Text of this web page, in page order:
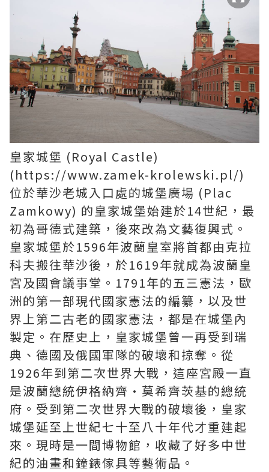
皇家城堡 (Royal Castle)
(https://www.zamek-krolewski.pl/)
位於華沙老城入口處的城堡廣場 (Plac
Zamkowy) 的皇家城堡始建於14世紀，最
初為哥德式建築，後來改為文藝復興式。
皇家城堡於1596年波蘭皇室將首都由克拉
科夫搬往華沙後，於1619年就成為波蘭皇
宮及國會議事堂。1791年的五三憲法，歐
洲的第一部現代國家憲法的編纂，以及世
界上第二古老的國家憲法，都是在城堡內
製定。在歷史上，皇家城堡曾一再受到瑞
典、德國及俄國軍隊的破壞和掠奪。從
1926年到第二次世界大戰，這座宮殿一直
是波蘭總統伊格納齊·莫希齊茨基的總統
府。受到第二次世界大戰的破壞後，皇家
城堡延至上世紀七十至八十年代才重建起
來。現時是一間博物館，收藏了好多中世
紀的油畫和鐘錶傢具等藝術品。